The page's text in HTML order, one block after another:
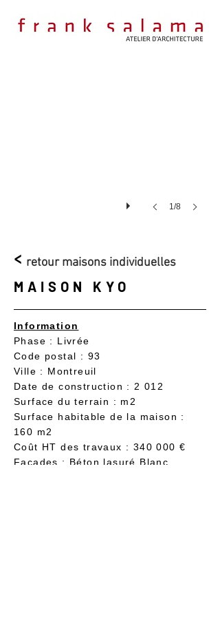
1/8
< retour maisons individuelles
MAISON KYO
Information
Phase : Livrée
Code postal : 93
Ville : Montreuil
Date de construction : 2 012
Surface du terrain : m2
Surface habitable de la maison :
160 m2
Coût HT des travaux : 340 000 €
Façades : Béton lasuré Blanc